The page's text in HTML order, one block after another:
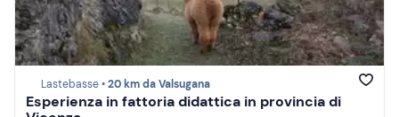
Lastebasse •20 km da Valsugana
Esperienza in fattoria didattica in provincia di